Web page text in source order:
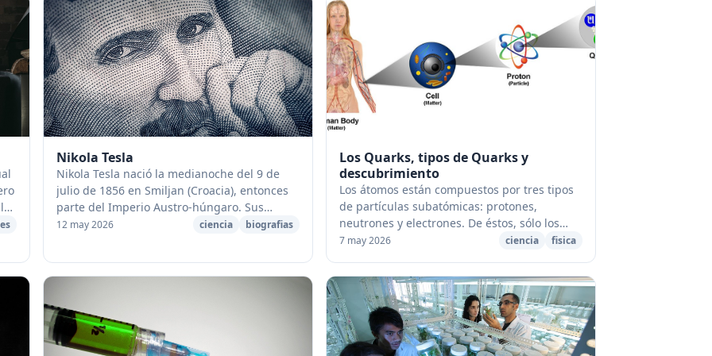
Nikola Tesla
Nikola Tesla nació la medianoche del 9 de
julio de 1856 en Smiljan (Croacia), entonces
parte del Imperio Austro-húngaro. Sus
padres eran serbios y su padre fue un pastor
12 may 2026 ciencia biografias
Los Quarks, tipos de Quarks y
descubrimiento
Los átomos están compuestos por tres tipos
de partículas subatómicas: protones,
neutrones y electrones. De éstos, sólo los
electrones son verdaderas partículas
7 may 2026 ciencia fisica